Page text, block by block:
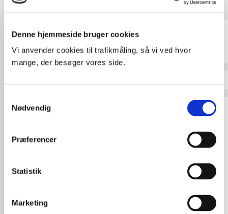
Denne hjemmeside bruger cookies
Vi anvender cookies til trafikmåling, så vi ved hvor
mange, der besøger vores side.
Nødvendig
Præferencer
Statistik
Marketing
skilsmisse, separation og
Marie Rud Hansen